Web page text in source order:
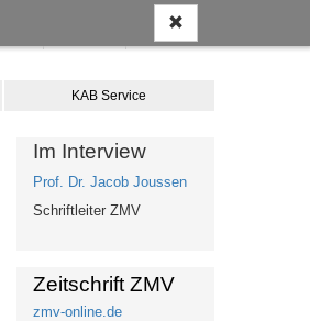
Warenkorb
KAB Service
Im Interview
Prof. Dr. Jacob Joussen
Schriftleiter ZMV
Zeitschrift ZMV
zmv-online.de